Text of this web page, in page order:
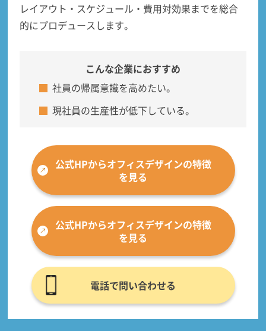
レイアウト・スケジュール・費用対効果までを総合
的にプロデュースします。
こんな企業におすすめ
社員の帰属意識を高めたい。
現社員の生産性が低下している。
公式HPからオフィスデザインの特徴
を見る
公式HPからオフィスデザインの特徴
を見る
電話で問い合わせる